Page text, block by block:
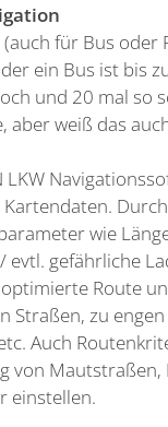
für Bus oder
ein Bus ist bis
und 20 mal so
aber weiß das
LKW
Kartendaten.
wie
evtl. gefährliche
Route
Straßen, zu
Auch
von Mautstraßen,
einstellen.